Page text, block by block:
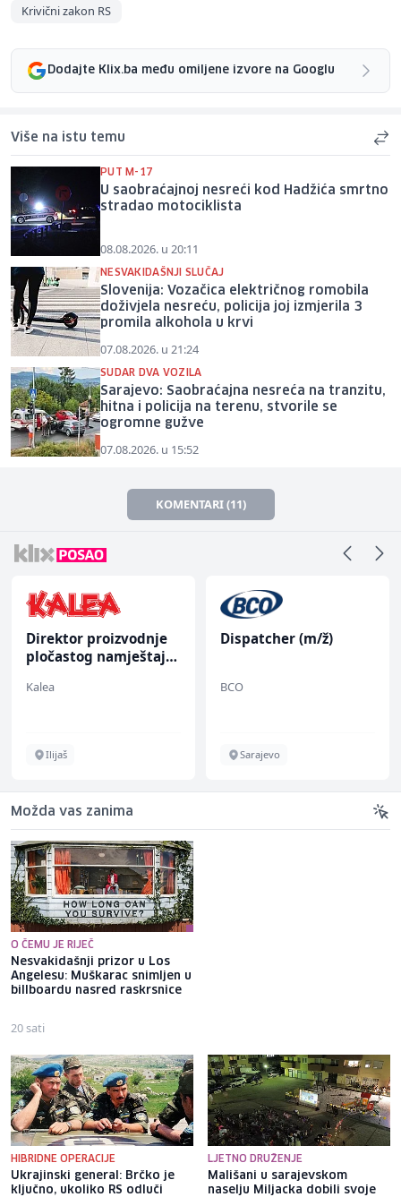
Krivični zakon RS
Dodajte Klix.ba među omiljene izvore na Googlu
Više na istu temu
PUT M-17
U saobraćajnoj nesreći kod Hadžića smrtno
stradao motociklista
08.08.2026. u 20:11
NESVAKIDAŠNJI SLUČAJ
Slovenija: Vozačica električnog romobila
doživjela nesreću, policija joj izmjerila 3
promila alkohola u krvi
07.08.2026. u 21:24
SUDAR DVA VOZILA
Sarajevo: Saobraćajna nesreća na tranzitu,
hitna i policija na terenu, stvorile se
ogromne gužve
07.08.2026. u 15:52
KOMENTARI (11)
Direktor proizvodnje
pločastog namještaja
Kalea
Ilijaš
Dispatcher (m/ž)
BCO
Sarajevo
Možda vas zanima
O ČEMU JE RIJEČ
Nesvakidašnji prizor u Los
Angelesu: Muškarac snimljen u
billboardu nasred raskrsnice
20 sati
HIBRIDNE OPERACIJE
Ukrajinski general: Brčko je
ključno, ukoliko RS odluči
LJETNO DRUŽENJE
Mališani u sarajevskom
naselju Miljacka dobili svoje